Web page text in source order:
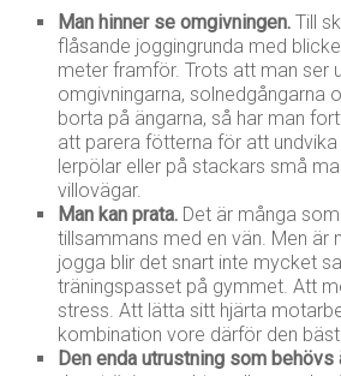
Man hinner se omgivningen.Till
flåsande joggingrunda med
meter framför. Trots att man ser
omgivningarna, solnedgångarna
borta på ängarna, så har man
att parera fötterna för att
lerpölar eller på stackars små
villovägar.
Man kan prata. Det är många
tillsammans med en vän. Men är
jogga blir det snart inte mycket
träningspasset på gymmet. Att
stress. Att lätta sitt hjärta
kombination vore därför den
Den enda utrustning som behövs